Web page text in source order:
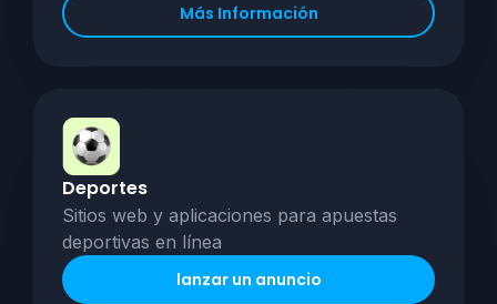
Más Información
Deportes
Sitios web y aplicaciones para apuestas
deportivas en línea
lanzar un anuncio